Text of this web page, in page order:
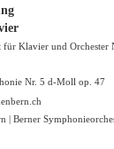
Klavier und Orchester
Nr. 5 d-Moll op. 47
| Berner